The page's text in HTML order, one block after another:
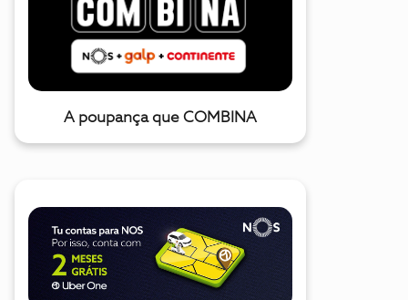
A poupança que COMBINA